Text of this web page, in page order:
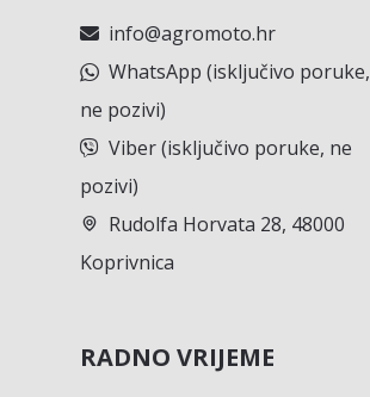
info@agromoto.hr
WhatsApp (isključivo poruke,
ne pozivi)
Viber (isključivo poruke, ne
pozivi)
Rudolfa Horvata 28, 48000
Koprivnica
RADNO VRIJEME